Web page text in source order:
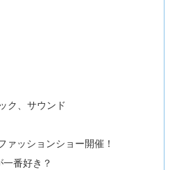
ク、サウンド
ァッションショー開催！
番好き？